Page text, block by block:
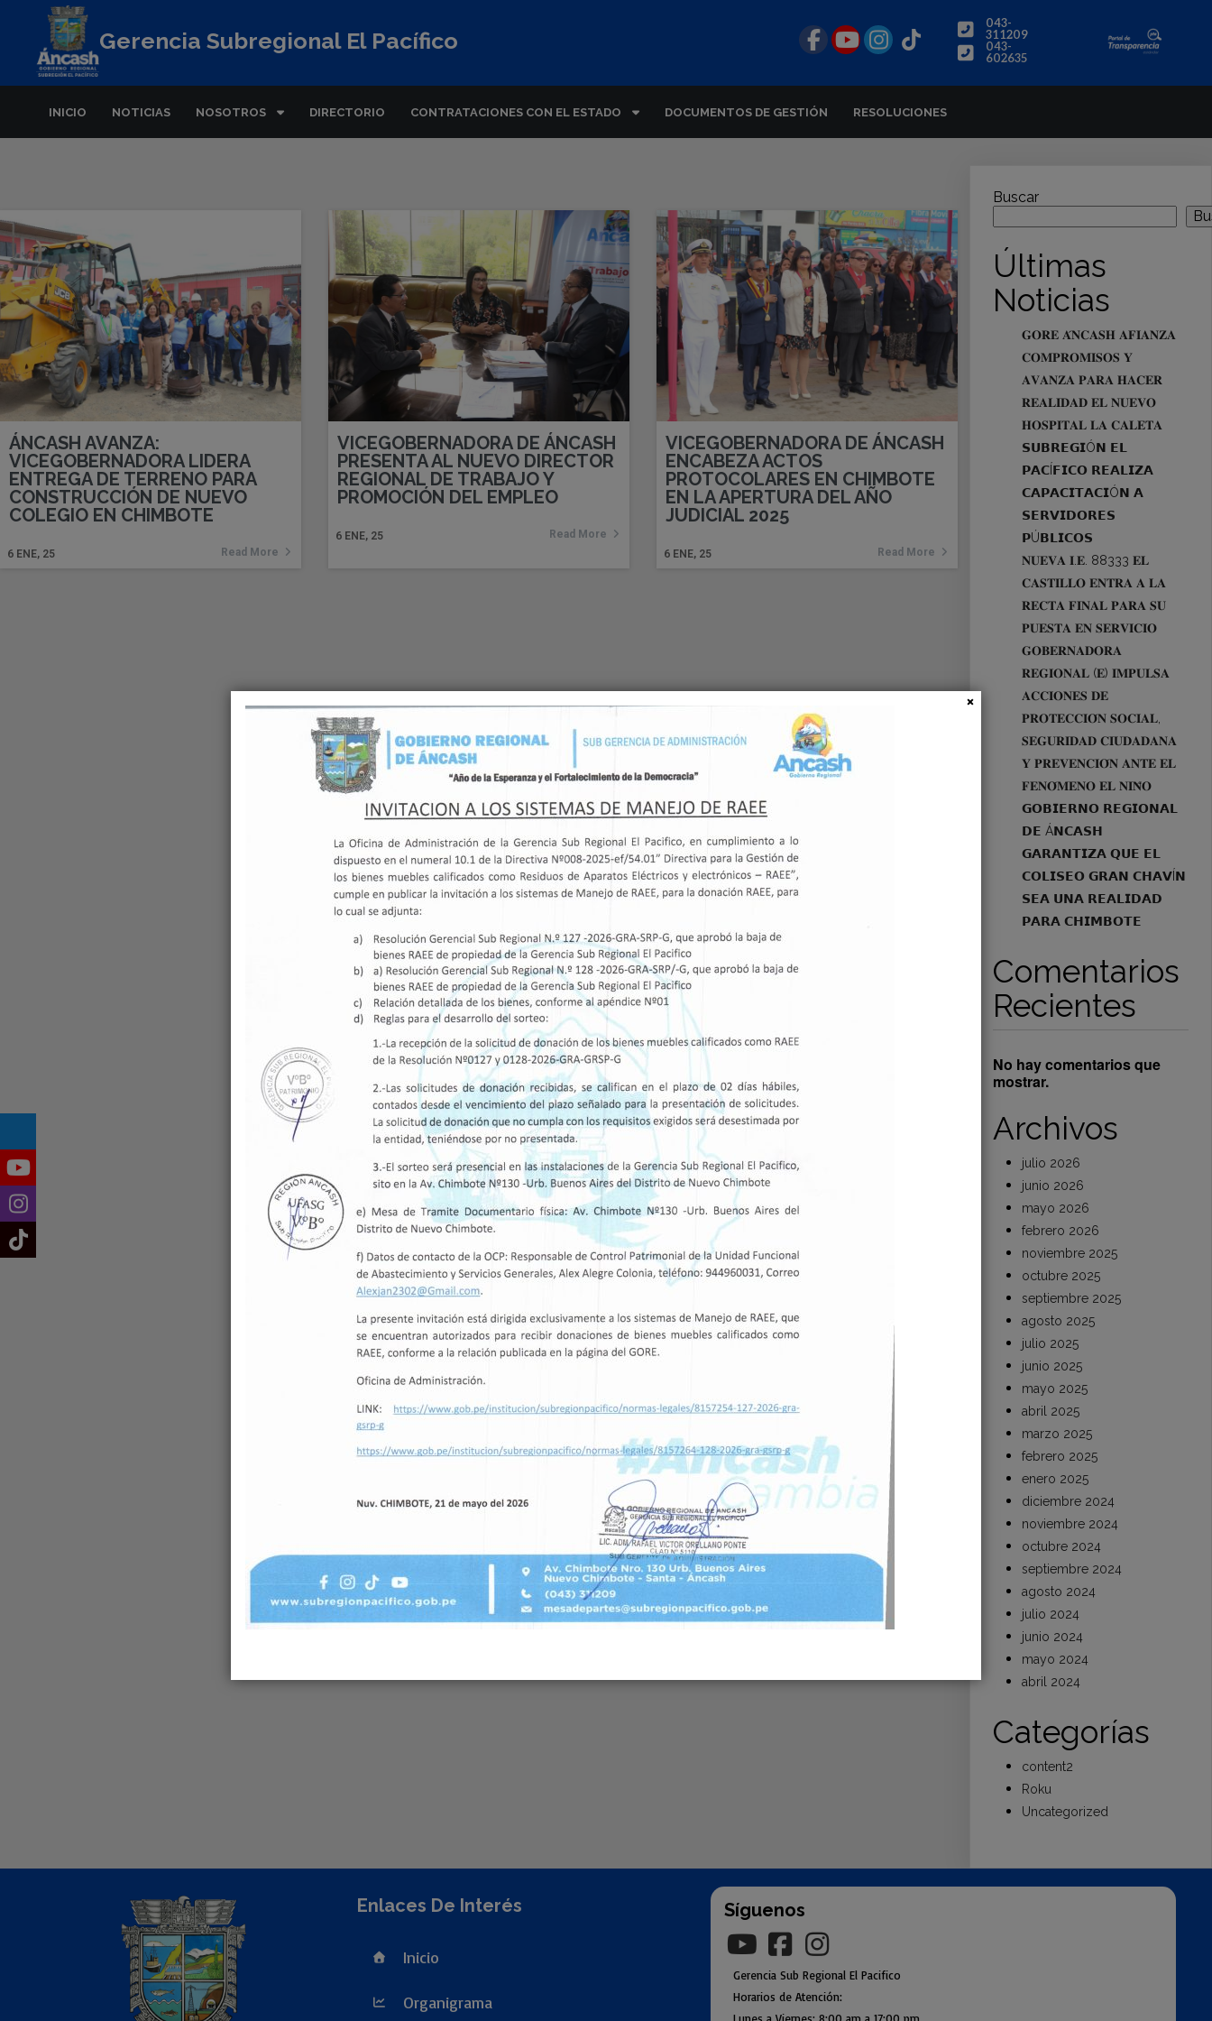
Gerencia Subregional El Pacífico
043-
311209
043-
602635
INICIO NOTICIAS NOSOTROS DIRECTORIO CONTRATACIONES CON EL ESTADO DOCUMENTOS DE GESTIÓN RESOLUCIONES
ÁNCASH AVANZA:
VICEGOBERNADORA LIDERA
ENTREGA DE TERRENO PARA
CONSTRUCCIÓN DE NUEVO
COLEGIO EN CHIMBOTE
6 ENE, 25 Read More
VICEGOBERNADORA DE ÁNCASH
PRESENTA AL NUEVO DIRECTOR
REGIONAL DE TRABAJO Y
PROMOCIÓN DEL EMPLEO
6 ENE, 25 Read More
VICEGOBERNADORA DE ÁNCASH
ENCABEZA ACTOS
PROTOCOLARES EN CHIMBOTE
EN LA APERTURA DEL AÑO
JUDICIAL 2025
6 ENE, 25 Read More
Buscar
Últimas
Noticias
𝐆𝐎𝐑𝐄 𝐀́𝐍𝐂𝐀𝐒𝐇 𝐀𝐅𝐈𝐀𝐍𝐙𝐀
𝐂𝐎𝐌𝐏𝐑𝐎𝐌𝐈𝐒𝐎𝐒 𝐘
𝐀𝐕𝐀𝐍𝐙𝐀 𝐏𝐀𝐑𝐀 𝐇𝐀𝐂𝐄𝐑
𝐑𝐄𝐀𝐋𝐈𝐃𝐀𝐃 𝐄𝐋 𝐍𝐔𝐄𝐕𝐎
𝐇𝐎𝐒𝐏𝐈𝐓𝐀𝐋 𝐋𝐀 𝐂𝐀𝐋𝐄𝐓𝐀
𝗦𝗨𝗕𝗥𝗘𝗚𝗜Ó𝗡 𝗘𝗟
𝗣𝗔𝗖Í𝗙𝗜𝗖𝗢 𝗥𝗘𝗔𝗟𝗜𝗭𝗔
𝗖𝗔𝗣𝗔𝗖𝗜𝗧𝗔𝗖𝗜Ó𝗡 𝗔
𝗦𝗘𝗥𝗩𝗜𝗗𝗢𝗥𝗘𝗦
𝗣Ú𝗕𝗟𝗜𝗖𝗢𝗦
𝐍𝐔𝐄𝐕𝐀 𝐈.𝐄. 88333 𝐄𝐋
𝐂𝐀𝐒𝐓𝐈𝐋𝐋𝐎 𝐄𝐍𝐓𝐑𝐀 𝐀 𝐋𝐀
𝐑𝐄𝐂𝐓𝐀 𝐅𝐈𝐍𝐀𝐋 𝐏𝐀𝐑𝐀 𝐒𝐔
𝐏𝐔𝐄𝐒𝐓𝐀 𝐄𝐍 𝐒𝐄𝐑𝐕𝐈𝐂𝐈𝐎
𝐆𝐎𝐁𝐄𝐑𝐍𝐀𝐃𝐎𝐑𝐀
𝐑𝐄𝐆𝐈𝐎𝐍𝐀𝐋 (𝐄) 𝐈𝐌𝐏𝐔𝐋𝐒𝐀
𝐀𝐂𝐂𝐈𝐎𝐍𝐄𝐒 𝐃𝐄
𝐏𝐑𝐎𝐓𝐄𝐂𝐂𝐈𝐎́𝐍 𝐒𝐎𝐂𝐈𝐀𝐋,
𝐒𝐄𝐆𝐔𝐑𝐈𝐃𝐀𝐃 𝐂𝐈𝐔𝐃𝐀𝐃𝐀𝐍𝐀
𝐘 𝐏𝐑𝐄𝐕𝐄𝐍𝐂𝐈𝐎́𝐍 𝐀𝐍𝐓𝐄 𝐄𝐋
𝐅𝐄𝐍𝐎́𝐌𝐄𝐍𝐎 𝐄𝐋 𝐍𝐈𝐍̃𝐎
𝗚𝗢𝗕𝗜𝗘𝗥𝗡𝗢 𝗥𝗘𝗚𝗜𝗢𝗡𝗔𝗟
𝗗𝗘 Á𝗡𝗖𝗔𝗦𝗛
𝗚𝗔𝗥𝗔𝗡𝗧𝗜𝗭𝗔 𝗤𝗨𝗘 𝗘𝗟
𝗖𝗢𝗟𝗜𝗦𝗘𝗢 𝗚𝗥𝗔𝗡 𝗖𝗛𝗔𝗩Í𝗡
𝗦𝗘𝗔 𝗨𝗡𝗔 𝗥𝗘𝗔𝗟𝗜𝗗𝗔𝗗
𝗣𝗔𝗥𝗔 𝗖𝗛𝗜𝗠𝗕𝗢𝗧𝗘
Comentarios
Recientes
No hay comentarios que
mostrar.
Archivos
julio 2026
junio 2026
mayo 2026
febrero 2026
noviembre 2025
octubre 2025
septiembre 2025
agosto 2025
julio 2025
junio 2025
mayo 2025
abril 2025
marzo 2025
febrero 2025
enero 2025
diciembre 2024
noviembre 2024
octubre 2024
septiembre 2024
agosto 2024
julio 2024
junio 2024
mayo 2024
abril 2024
Categorías
content2
Roku
Uncategorized
Enlaces De Interés
Inicio
Organigrama
Síguenos
Gerencia Sub Regional El Pacifico
Horarios de Atención: